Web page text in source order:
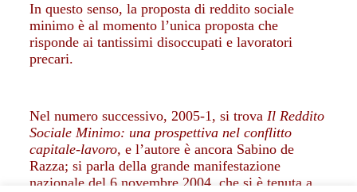
In questo senso, la proposta di reddito sociale
minimo è al momento l’unica proposta che
risponde ai tantissimi disoccupati e lavoratori
precari.
Nel numero successivo, 2005-1, si trovaIl Reddito
Sociale Minimo: una prospettiva nel conflitto
capitale-lavoro, e l’autore è ancora Sabino de
Razza; si parla della grande manifestazione
nazionale del 6 novembre 2004, che si è tenuta a